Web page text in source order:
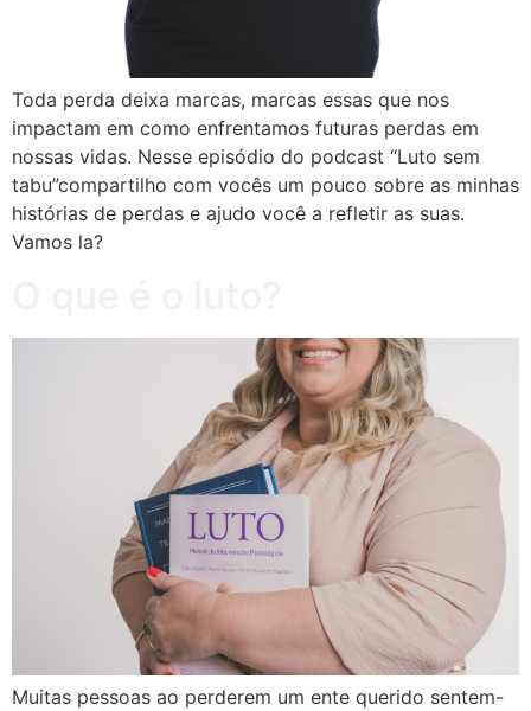
Toda perda deixa marcas, marcas essas que nos
impactam em como enfrentamos futuras perdas em
nossas vidas. Nesse episódio do podcast “Luto sem
tabu”compartilho com vocês um pouco sobre as minhas
histórias de perdas e ajudo você a refletir as suas.
Vamos la?
Muitas pessoas ao perderem um ente querido sentem-